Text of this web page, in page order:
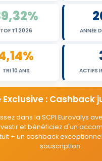
TOF T1 2026 ANNÉE
TRI 10 ANS ACTIFS
: Cashback
dans la SCPI Eurovalys
et bénéficiez d'un
+ un cashback
souscription.